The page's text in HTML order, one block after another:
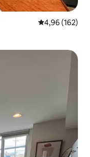
Keskmine
4,96 (162)